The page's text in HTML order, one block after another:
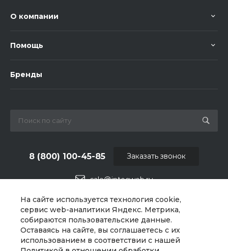
На сайте используется технология cookie,
сервис web-аналитики Яндекс. Метрика,
собираются пользовательские данные.
Оставаясь на сайте, вы соглашаетесь с их
использованием в соответствии с нашей
О компании
Помощь
Бренды
sale@intecweb.ru
8 (800) 100-45-85
г. Челябинск, ул.Свободы, д.93, оф. 6
Заказать звонок